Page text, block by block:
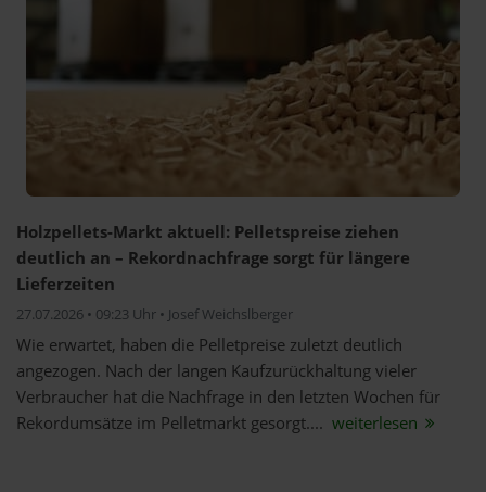
Holzpellets-Markt aktuell: Pelletspreise ziehen
deutlich an – Rekordnachfrage sorgt für längere
Lieferzeiten
27.07.2026 • 09:23 Uhr • Josef Weichslberger
Wie erwartet, haben die Pelletpreise zuletzt deutlich
angezogen. Nach der langen Kaufzurückhaltung vieler
Verbraucher hat die Nachfrage in den letzten Wochen für
Rekordumsätze im Pelletmarkt gesorgt.... weiterlesen